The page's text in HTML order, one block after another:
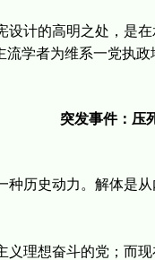
计的高明之处，是
流学者为维系一党执
突发事件：压
历史动力。解体是
理想奋斗的党；而